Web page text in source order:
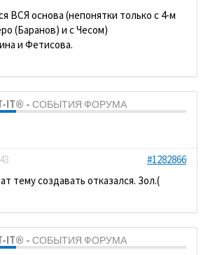
ВСЯ основа (непонятки только с 4-м
(Баранов) и с Чесом)
и Фетисова.
IT® - СОБЫТИЯ ФОРУМА
#1282866
тему создавать отказался. Зол.(
IT® - СОБЫТИЯ ФОРУМА